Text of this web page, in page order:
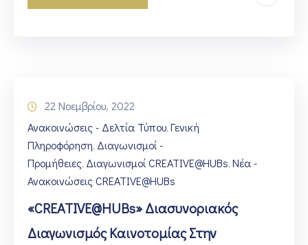
22 Νοεμβρίου, 2022
Ανακοινώσεις - Δελτία Τύπου‚ Γενική
Πληροφόρηση‚ Διαγωνισμοί -
Προμήθειες‚ Διαγωνισμοί CREATIVE@HUBs‚ Νέα -
Ανακοινώσεις CREATIVE@HUBs
«CREATIVE@HUBs» Διασυνοριακός
Διαγωνισμός Καινοτομίας Στην